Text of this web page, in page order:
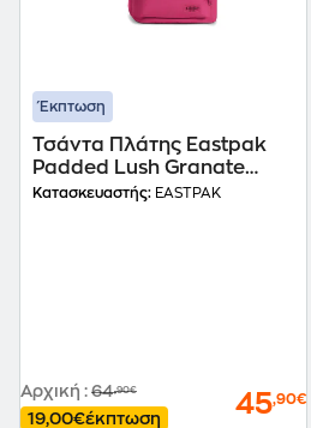
Έκπτωση
Τσάντα Πλάτης Eastpak
Padded Lush Granate
Πολλών Θηκών Ροζ
Κατασκευαστής: EASTPAK
Αρχική : 64,90€
19,00€έκπτωση 45,90€